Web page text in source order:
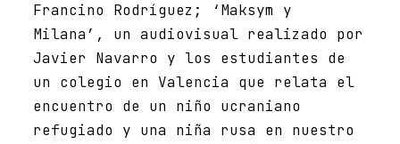
Francino Rodríguez; ‘Maksym y
Milana’, un audiovisual realizado por
Javier Navarro y los estudiantes de
un colegio en Valencia que relata el
encuentro de un niño ucraniano
refugiado y una niña rusa en nuestro